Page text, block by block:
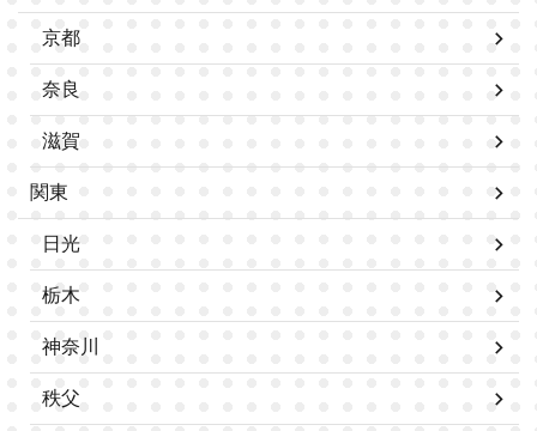
京都
奈良
滋賀
関東
日光
栃木
神奈川
秩父